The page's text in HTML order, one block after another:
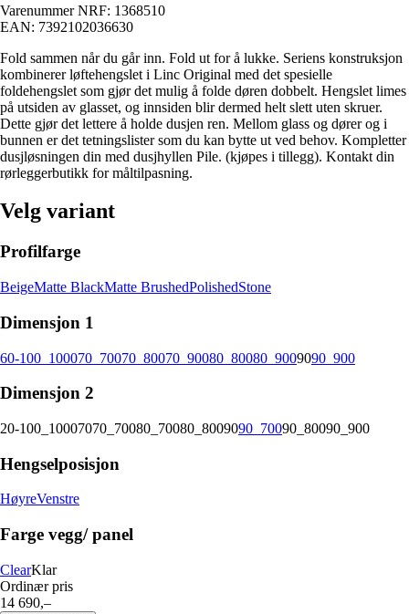
Varenummer NRF: 1368510
EAN: 7392102036630
Fold sammen når du går inn. Fold ut for å lukke. Seriens konstruksjon
kombinerer løftehengslet i Linc Original med det spesielle
foldehengslet som gjør det mulig å folde døren dobbelt. Hengslet limes
på utsiden av glasset, og innsiden blir dermed helt slett uten skruer.
Dette gjør det lettere å holde dusjen ren. Mellom glass og dører og i
bunnen er det tetningslister som du kan bytte ut ved behov. Kompletter
dusjløsningen din med dusjhyllen Pile. (kjøpes i tillegg). Kontakt din
rørleggerbutikk for måltilpasning.
Velg variant
Profilfarge
BeigeMatte BlackMatte BrushedPolishedStone
Dimensjon 1
60-100_100070_70070_80070_90080_80080_9009090_900
Dimensjon 2
20-100_10007070_70080_70080_8009090_70090_80090_900
Hengselposisjon
HøyreVenstre
Farge vegg/ panel
ClearKlar
Ordinær pris
14 690,–